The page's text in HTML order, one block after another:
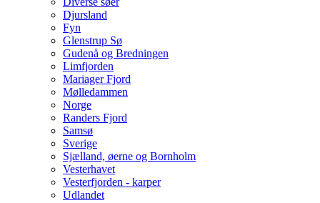
Djursland
Fyn
Glenstrup Sø
Gudenå og Bredningen
Limfjorden
Mariager Fjord
Mølledammen
Norge
Randers Fjord
Samsø
Sverige
Sjælland, øerne og Bornholm
Vesterhavet
Vesterfjorden - karper
Udlandet